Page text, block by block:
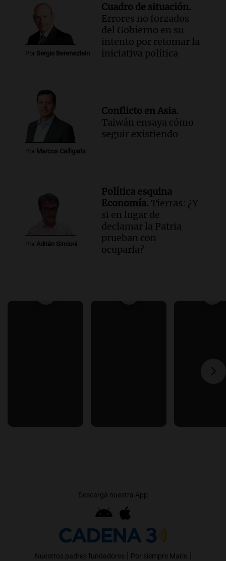
Por Sergio Berensztein
Cuadro de situación.
Errores no forzados
del Gobierno en su
intento por retomar la
iniciativa política
Por Marcos Calligaris
Conflicto en Asia.
Taiwán ensaya cómo
seguir existiendo
Por Adrián Simioni
Política esquina
Economía. Tierras: ¿Y
si en lugar de
declamar la Patria
prueban con
ocuparla?
Descargá nuestra App
Nuestros padres fundadores | Por siempre Mario |